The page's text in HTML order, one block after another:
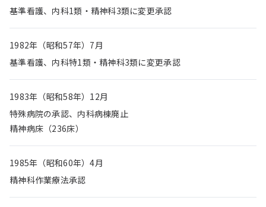
基準看護、内科1類・精神科3類に変更承認
1982年（昭和57年）7月
基準看護、内科特1類・精神科3類に変更承認
1983年（昭和58年）12月
特殊病院の承認、内科病棟廃止
精神病床（236床）
1985年（昭和60年）4月
精神科作業療法承認